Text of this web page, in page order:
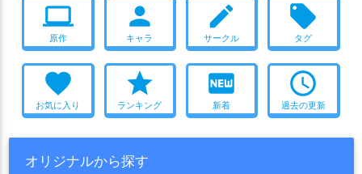
computer
原作
person
キャラ
create
サークル
local_offer
タグ
favorite
お気に入り
star
ランキング
fiber_new
新着
access_time
過去の更新
オリジナルから探す